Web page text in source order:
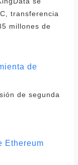
transferencia
millones de
de
de segunda
Ethereum